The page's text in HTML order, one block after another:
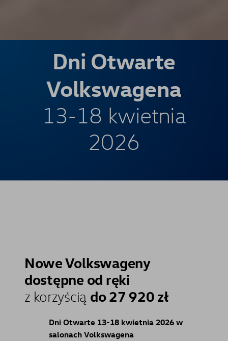
Dni Otwarte
Volkswagena
13-18 kwietnia
2026
Nowe Volkswageny
dostępne od ręki
z korzyścią do 27 920 zł
Dni Otwarte 13-18 kwietnia 2026 w
salonach Volkswagena